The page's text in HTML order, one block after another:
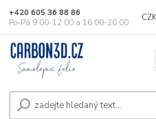
+420 605 36 88 86
Po-Pá 9.00-12.00 a 16.00-20.00